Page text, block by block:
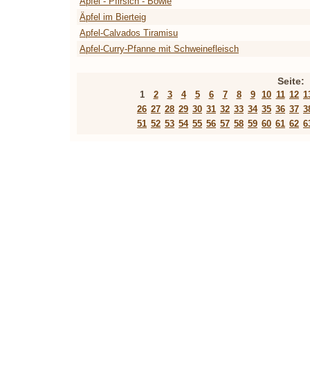
Äpfel im Bierteig
Apfel-Calvados Tiramisu
Apfel-Curry-Pfanne mit Schweinefleisch
Seite:
1
2 3 4 5 6 7 8 9 10 11 12
26 27 28 29 30 31 32 33 34 35 36 37
51 52 53 54 55 56 57 58 59 60 61 62